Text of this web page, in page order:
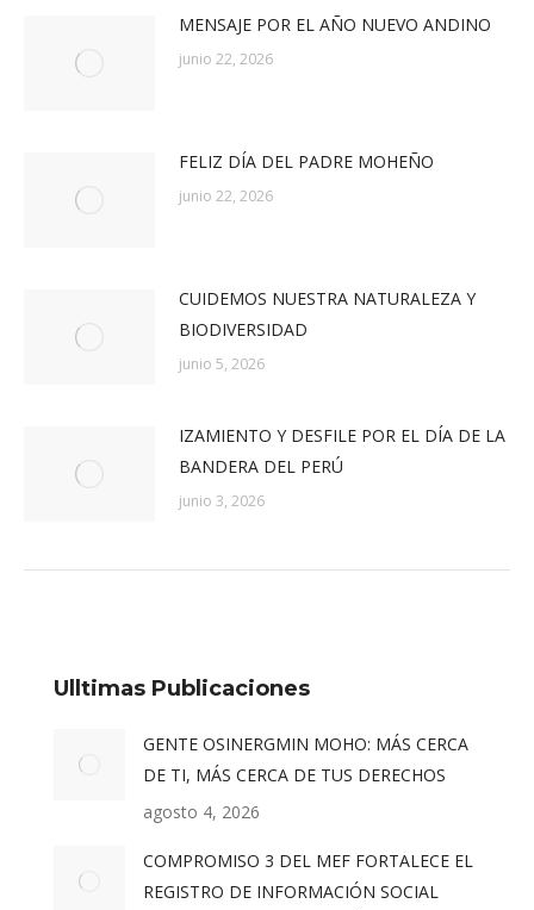
MENSAJE POR EL AÑO NUEVO ANDINO
junio 22, 2026
FELIZ DÍA DEL PADRE MOHEÑO
junio 22, 2026
CUIDEMOS NUESTRA NATURALEZA Y
BIODIVERSIDAD
junio 5, 2026
IZAMIENTO Y DESFILE POR EL DÍA DE LA
BANDERA DEL PERÚ
junio 3, 2026
Ulltimas Publicaciones
GENTE OSINERGMIN MOHO: MÁS CERCA
DE TI, MÁS CERCA DE TUS DERECHOS
agosto 4, 2026
COMPROMISO 3 DEL MEF FORTALECE EL
REGISTRO DE INFORMACIÓN SOCIAL